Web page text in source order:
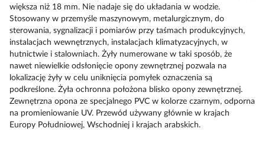
większa niż 18 mm. Nie nadaje się do układania w wodzie.
Stosowany w przemyśle maszynowym, metalurgicznym, do
sterowania, sygnalizacji i pomiarów przy taśmach produkcyjnych,
instalacjach wewnętrznych, instalacjach klimatyzacyjnych, w
hutnictwie i stalowniach. Żyły numerowane w taki sposób, że
nawet niewielkie odsłonięcie opony zewnętrznej pozwala na
lokalizację żyły w celu uniknięcia pomyłek oznaczenia są
podkreślone. Żyła ochronna położona blisko opony zewnętrznej.
Zewnętrzna opona ze specjalnego PVC w kolorze czarnym, odporna
na promieniowanie UV. Przewód używany głównie w krajach
Europy Południowej, Wschodniej i krajach arabskich.